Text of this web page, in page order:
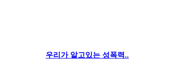
우리가 알고있는 성폭력..